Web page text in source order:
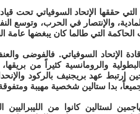
حققها الإتحاد السوفياتي تحت
والإنتصار في الحرب، وتوسع
التي طالما كان يبغضها عامة
الإتحاد السوفياتي. فالفوضى
والرومانسية كثيراً من
عهد بريجنيف بالركود
بدا ستالين شخصية مهيبة
لستالين كانوا من الليبراليين